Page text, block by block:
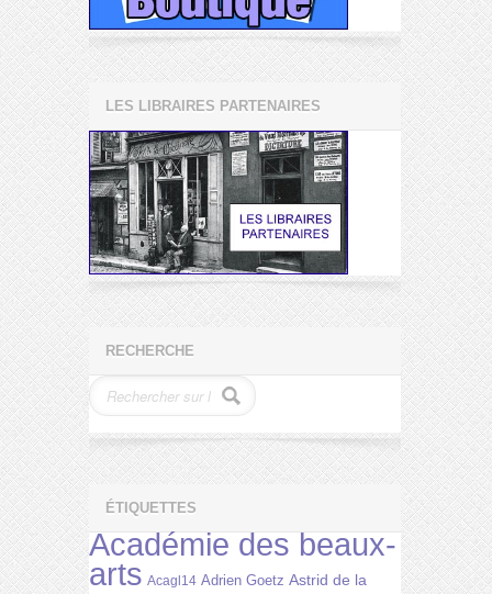
LES LIBRAIRES PARTENAIRES
RECHERCHE
ÉTIQUETTES
Académie des beaux-
arts Acagl14 Adrien Goetz Astrid de la